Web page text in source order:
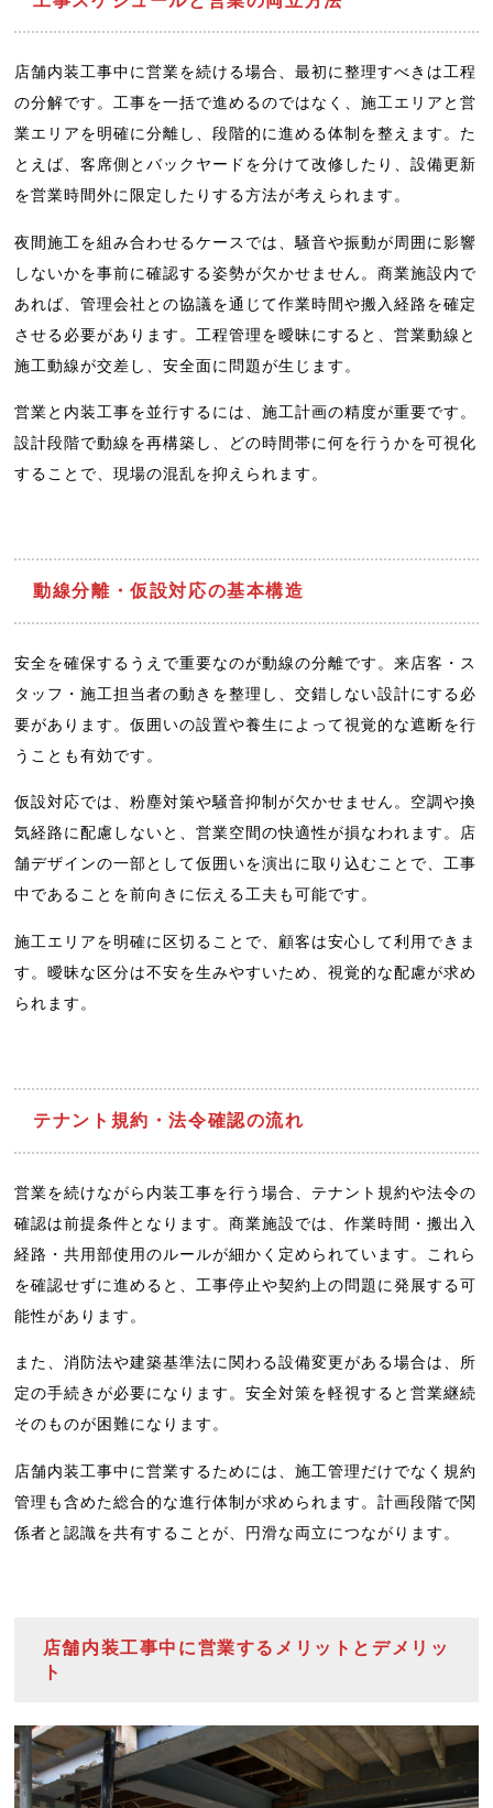
店舗内装工事中に営業を続ける場合、最初に整理すべきは工程
の分解です。工事を一括で進めるのではなく、施工エリアと営
業エリアを明確に分離し、段階的に進める体制を整えます。た
とえば、客席側とバックヤードを分けて改修したり、設備更新
を営業時間外に限定したりする方法が考えられます。
夜間施工を組み合わせるケースでは、騒音や振動が周囲に影響
しないかを事前に確認する姿勢が欠かせません。商業施設内で
あれば、管理会社との協議を通じて作業時間や搬入経路を確定
させる必要があります。工程管理を曖昧にすると、営業動線と
施工動線が交差し、安全面に問題が生じます。
営業と内装工事を並行するには、施工計画の精度が重要です。
設計段階で動線を再構築し、どの時間帯に何を行うかを可視化
することで、現場の混乱を抑えられます。
動線分離・仮設対応の基本構造
安全を確保するうえで重要なのが動線の分離です。来店客・ス
タッフ・施工担当者の動きを整理し、交錯しない設計にする必
要があります。仮囲いの設置や養生によって視覚的な遮断を行
うことも有効です。
仮設対応では、粉塵対策や騒音抑制が欠かせません。空調や換
気経路に配慮しないと、営業空間の快適性が損なわれます。店
舗デザインの一部として仮囲いを演出に取り込むことで、工事
中であることを前向きに伝える工夫も可能です。
施工エリアを明確に区切ることで、顧客は安心して利用できま
す。曖昧な区分は不安を生みやすいため、視覚的な配慮が求め
られます。
テナント規約・法令確認の流れ
営業を続けながら内装工事を行う場合、テナント規約や法令の
確認は前提条件となります。商業施設では、作業時間・搬出入
経路・共用部使用のルールが細かく定められています。これら
を確認せずに進めると、工事停止や契約上の問題に発展する可
能性があります。
また、消防法や建築基準法に関わる設備変更がある場合は、所
定の手続きが必要になります。安全対策を軽視すると営業継続
そのものが困難になります。
店舗内装工事中に営業するためには、施工管理だけでなく規約
管理も含めた総合的な進行体制が求められます。計画段階で関
係者と認識を共有することが、円滑な両立につながります。
店舗内装工事中に営業するメリットとデメリッ
ト